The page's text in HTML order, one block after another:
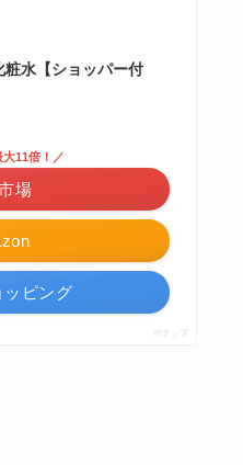
水【ショッパー付
大11倍！／
場
ッピング
ポチップ